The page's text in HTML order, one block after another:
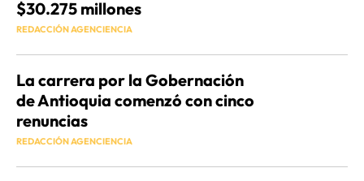
$30.275 millones
REDACCIÓN AGENCIENCIA
La carrera por la Gobernación
de Antioquia comenzó con cinco
renuncias
REDACCIÓN AGENCIENCIA